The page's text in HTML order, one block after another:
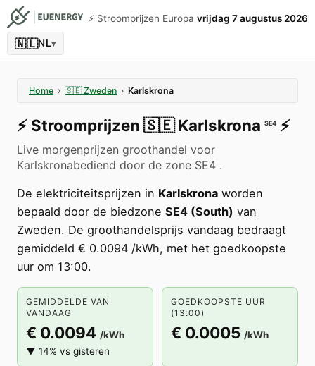
⚡️ Stroomprijzen Europa vrijdag 7 augustus 2026
🇳🇱NL▾
Home › 🇸🇪 Zweden › Karlskrona
⚡️ Stroomprijzen 🇸🇪 Karlskrona SE4 ⚡️
Live morgenprijzen groothandel voor
Karlskronabediend door de zone SE4 .
De elektriciteitsprijzen in Karlskrona worden
bepaald door de biedzone SE4 (South) van
Zweden. De groothandelsprijs vandaag bedraagt
gemiddeld € 0.0094 /kWh, met het goedkoopste
uur om 13:00.
GEMIDDELDE VAN
VANDAAG
€ 0.0094 /kWh
▼ 14% vs gisteren
GOEDKOOPSTE UUR
(13:00)
€ 0.0005 /kWh